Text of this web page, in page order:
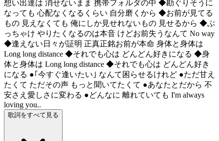
想い出達は 消せないまま 携帯フォルダの中 ◆勘ぐりそうに
なっても 心配なくなるくらい 自分磨くから ◆お前が見てる
もの 見えなくても 俺にしか見せれないもの 見せるから ◆ぶ
っちゃけ やりたくなるのは本音 けどお前失うなんて No way
◆逢えない日々が証明 正真正銘お前が本命 身体と身体は
Long long distance ◆それでも心は どんどん好きになる ◆身
体と身体は Long long distance ◆それでも心は どんどん好き
になる ●｢今すぐ逢いたい｣ なんて困らせるけれど ●ただ甘え
たくて ただその声 もっと聞いてたくて ●あなたとだから 不
安さえ愛しさに変わる ●どんなに 離れていても I'm always
loving you..
歌詞をすべて見る